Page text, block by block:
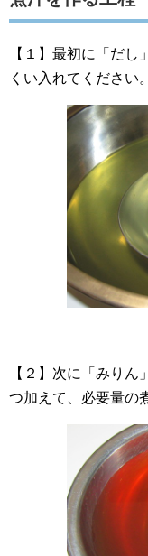
【１】最初に「だ
くい入れてください。
【２】次に「みり
つ加えて、必要量の